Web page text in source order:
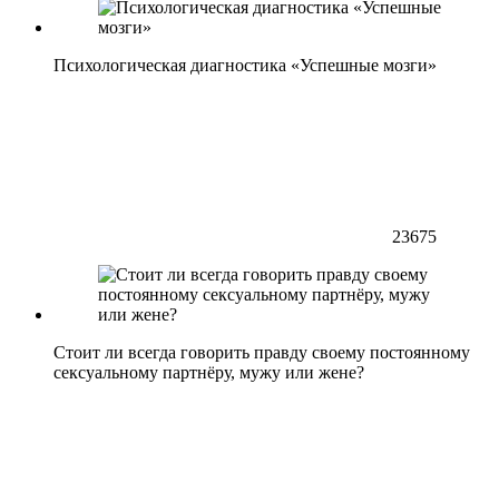
Психологическая диагностика «Успешные мозги»
23675
Стоит ли всегда говорить правду своему постоянному
сексуальному партнёру, мужу или жене?